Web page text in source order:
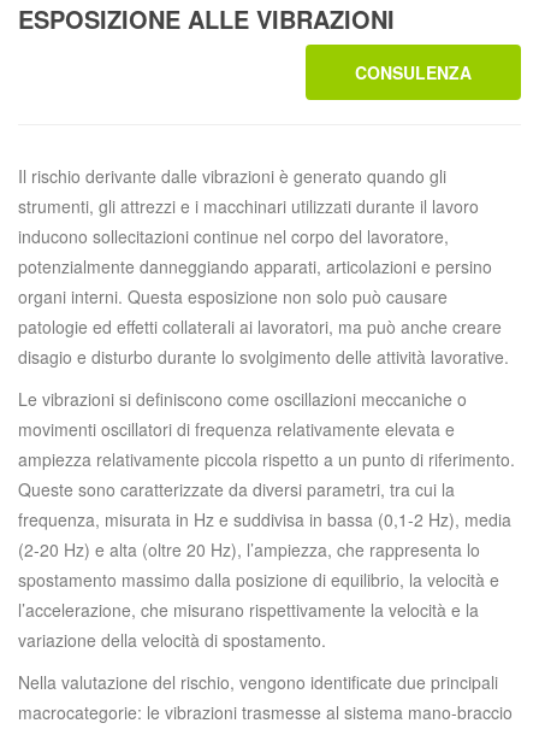
ESPOSIZIONE ALLE VIBRAZIONI
CONSULENZA
Il rischio derivante dalle vibrazioni è generato quando gli
strumenti, gli attrezzi e i macchinari utilizzati durante il lavoro
inducono sollecitazioni continue nel corpo del lavoratore,
potenzialmente danneggiando apparati, articolazioni e persino
organi interni. Questa esposizione non solo può causare
patologie ed effetti collaterali ai lavoratori, ma può anche creare
disagio e disturbo durante lo svolgimento delle attività lavorative.
Le vibrazioni si definiscono come oscillazioni meccaniche o
movimenti oscillatori di frequenza relativamente elevata e
ampiezza relativamente piccola rispetto a un punto di riferimento.
Queste sono caratterizzate da diversi parametri, tra cui la
frequenza, misurata in Hz e suddivisa in bassa (0,1-2 Hz), media
(2-20 Hz) e alta (oltre 20 Hz), l’ampiezza, che rappresenta lo
spostamento massimo dalla posizione di equilibrio, la velocità e
l’accelerazione, che misurano rispettivamente la velocità e la
variazione della velocità di spostamento.
Nella valutazione del rischio, vengono identificate due principali
macrocategorie: le vibrazioni trasmesse al sistema mano-braccio